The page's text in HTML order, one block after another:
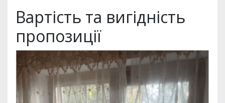
Вартість та вигідність
пропозиції